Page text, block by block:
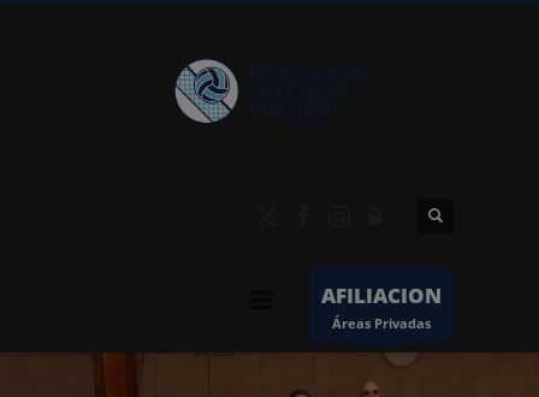
AFILIACION
Áreas Privadas